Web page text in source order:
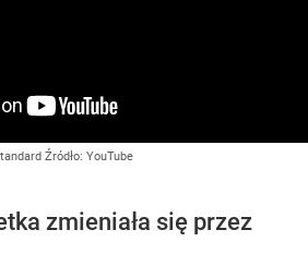
Źródło: YouTube
zmieniała się przez